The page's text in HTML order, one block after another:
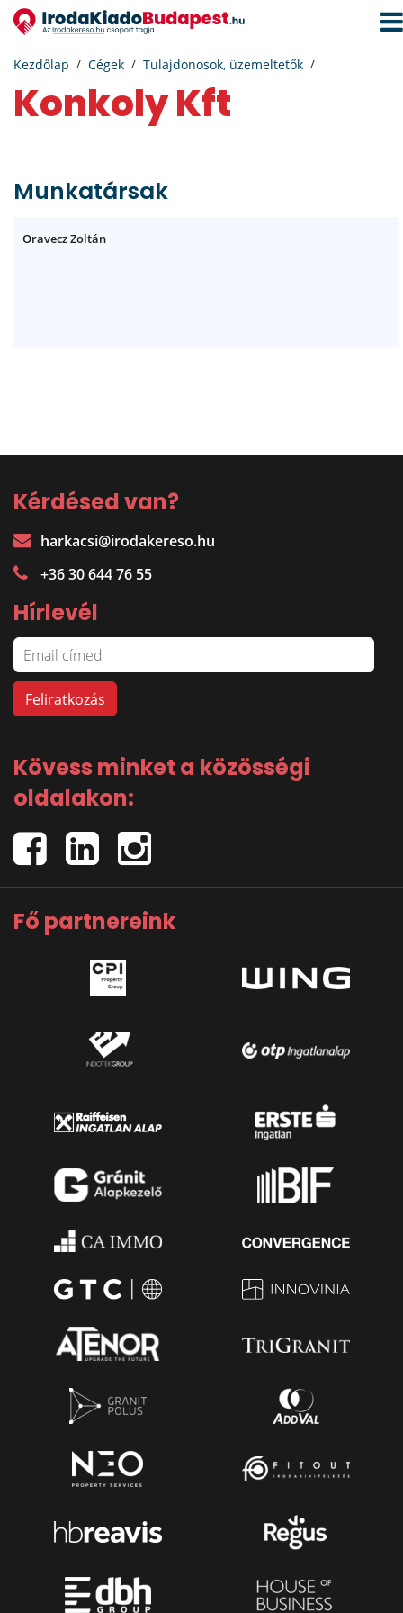
Kezdőlap Cégek Tulajdonosok, üzemeltetők
Konkoly Kft
Munkatársak
Oravecz Zoltán
Kérdésed van?
harkacsi@irodakereso.hu
+36 30 644 76 55
Hírlevél
Kövess minket a közösségi
oldalakon:
Fő partnereink